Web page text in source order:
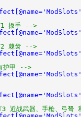
扳手 -->
棘齿 -->
护甲 -->
近战武器、手枪、弓